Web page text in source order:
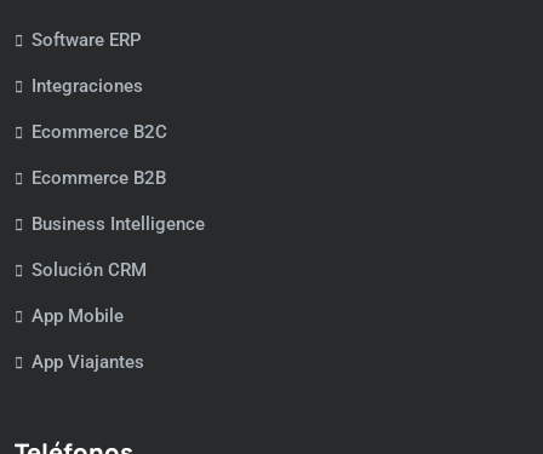
Software ERP
Integraciones
Ecommerce B2C
Ecommerce B2B
Business Intelligence
Solución CRM
App Mobile
App Viajantes